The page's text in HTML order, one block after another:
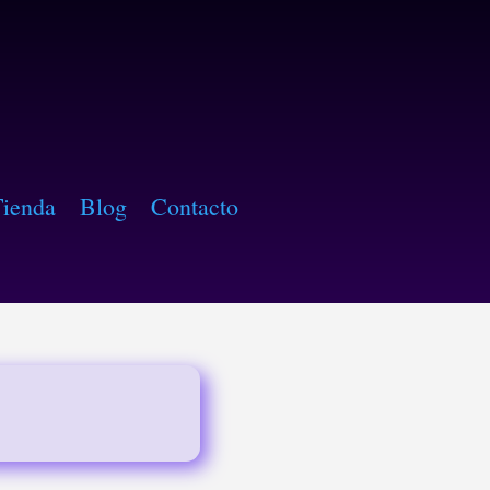
Blog Contacto